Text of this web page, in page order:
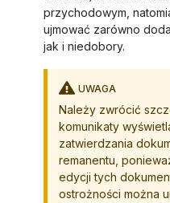
przychodowym,
ujmować zarówno
jak i niedobory.
UWAGA
Należy zwrócić
komunikaty
zatwierdzania
remanentu,
edycji tych
ostrożności można